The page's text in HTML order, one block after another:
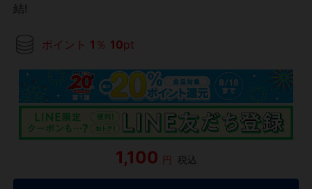
結!
ポイント 1 ％ 10pt
1,100 円 税込